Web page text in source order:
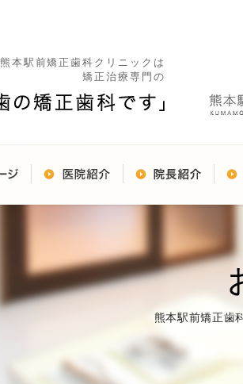
熊本駅前矯正歯科クリニックは
矯正治療専門の
熊本駅前矯正歯